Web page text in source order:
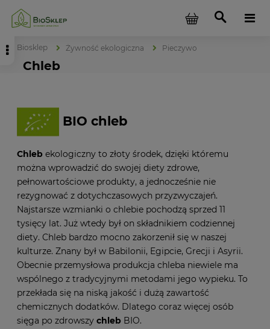
Biosklep Żywność ekologiczna Pieczywo
Chleb
BIO chleb
Chleb ekologiczny to złoty środek, dzięki któremu
można wprowadzić do swojej diety zdrowe,
pełnowartościowe produkty, a jednocześnie nie
rezygnować z dotychczasowych przyzwyczajeń.
Najstarsze wzmianki o chlebie pochodzą sprzed 11
tysięcy lat. Już wtedy był on składnikiem codziennej
diety. Chleb bardzo mocno zakorzenił się w naszej
kulturze. Znany był w Babilonii, Egipcie, Grecji i Asyrii.
Obecnie przemysłowa produkcja chleba niewiele ma
wspólnego z tradycyjnymi metodami jego wypieku. To
przekłada się na niską jakość i dużą zawartość
chemicznych dodatków. Dlatego coraz więcej osób
sięga po zdrowszy chleb BIO.